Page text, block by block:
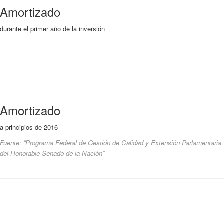
Amortizado
durante el primer año de la inversión
Amortizado
a principios de 2016
Fuente: “Programa Federal de Gestión de Calidad y Extensión Parlamentaria
del Honorable Senado de la Nación”